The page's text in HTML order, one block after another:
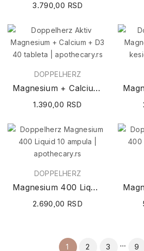
3.790,00 RSD
DOPPELHERZ
Magnesium + Calcium + D3 40 tableta
1.390,00 RSD
DOPPELHERZ
Magnesium 400 Liquid 10 ampula
2.690,00 RSD
1 2 3 … 9